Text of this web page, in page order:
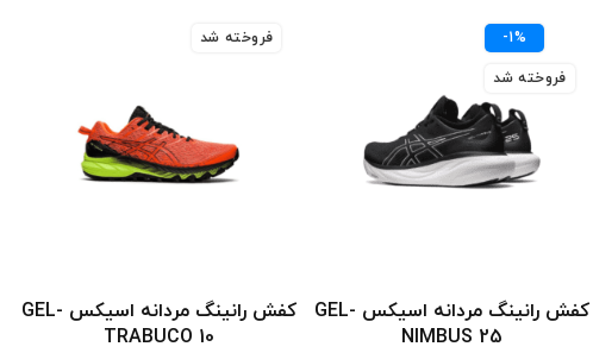
-1%
فروخته شد
انتخاب گزینه ها
کفش رانینگ مردانه اسیکس GEL-
NIMBUS 25
فروخته شد
انتخاب گزینه ها
کفش رانینگ مردانه اسیکس GEL-
TRABUCO 10